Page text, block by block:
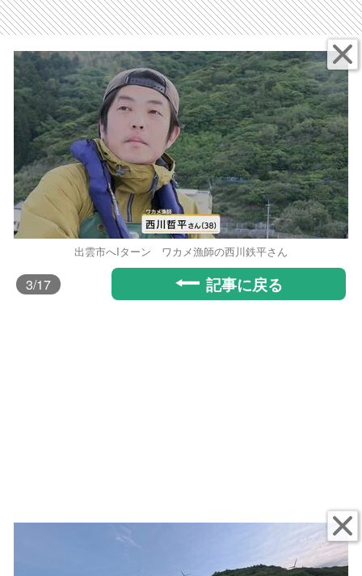
出雲市へIターン ワカメ漁師の西川鉄平さん
3/17 記事に戻る